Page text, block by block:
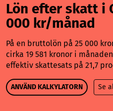
Lön efter skatt i
000 kr/månad
På en bruttolön på 25 000
cirka 19 581 kronor i
effektiv skattesats på 21,7
ANVÄND KALKYLATORN Se